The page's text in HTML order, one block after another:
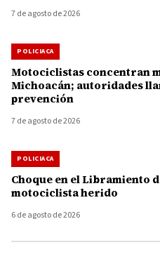
7 de agosto de 2026
POLICIACA
Motociclistas concentran
Michoacán; autoridades
prevención
7 de agosto de 2026
POLICIACA
Choque en el Libramiento
motociclista herido
6 de agosto de 2026